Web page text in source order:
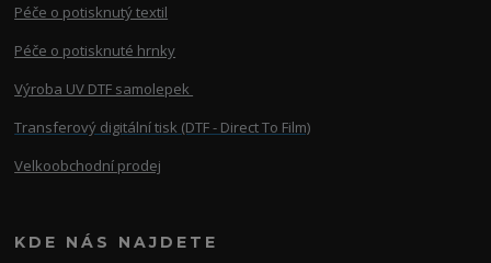
Péče o potisknutý textil
Péče o potisknuté hrnky
Výroba UV DTF samolepek
Transferový digitální tisk (DTF - Direct To Film)
Velkoobchodní prodej
KDE NÁS NAJDETE